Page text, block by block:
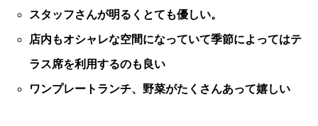
スタッフさんが明るくとても優しい。
店内もオシャレな空間になっていて季節によってはテ
ラス席を利用するのも良い
ワンプレートランチ、野菜がたくさんあって嬉しい